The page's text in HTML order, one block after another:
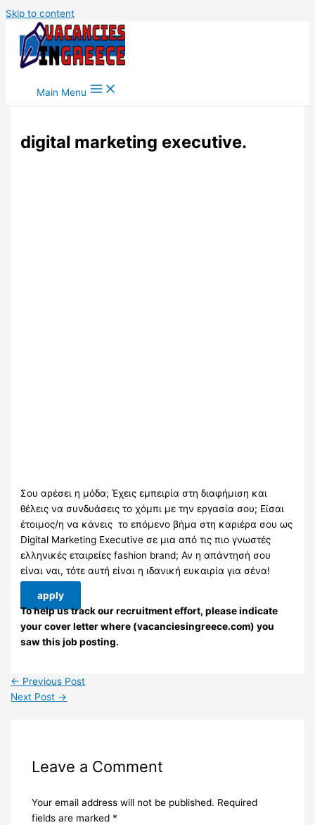
Skip to content
Main Menu
digital marketing executive.
Σου αρέσει η μόδα; Έχεις εμπειρία στη διαφήμιση και
θέλεις να συνδυάσεις το χόμπι με την εργασία σου; Είσαι
έτοιμος/η να κάνεις το επόμενο βήμα στη καριέρα σου ως
Digital Marketing Executive σε μια από τις πιο γνωστές
ελληνικές εταιρείες fashion brand; Αν η απάντησή σου
είναι ναι, τότε αυτή είναι η ιδανική ευκαιρία για σένα!
apply
To help us track our recruitment effort, please indicate
your cover letter where (vacanciesingreece.com) you
saw this job posting.
← Previous Post
Next Post →
Leave a Comment
Your email address will not be published. Required
fields are marked *